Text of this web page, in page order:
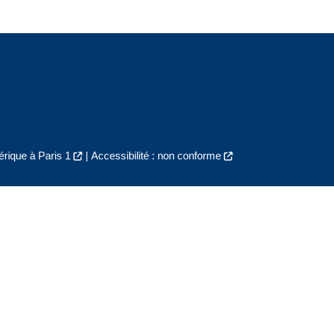
à Paris 1 | Accessibilité : non conforme